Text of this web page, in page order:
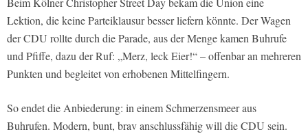
Lektion, die keine Parteiklausur besser liefern könnte. Der Wagen
der CDU rollte durch die Parade, aus der Menge kamen Buhrufe
und Pfiffe, dazu der Ruf: „Merz, leck Eier!“ – offenbar an mehreren
Punkten und begleitet von erhobenen Mittelfingern.
So endet die Anbiederung: in einem Schmerzensmeer aus
Buhrufen. Modern, bunt, brav anschlussfähig will die CDU sein.